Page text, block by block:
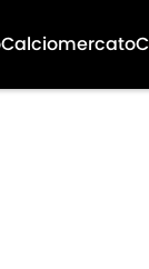
Calciomercato